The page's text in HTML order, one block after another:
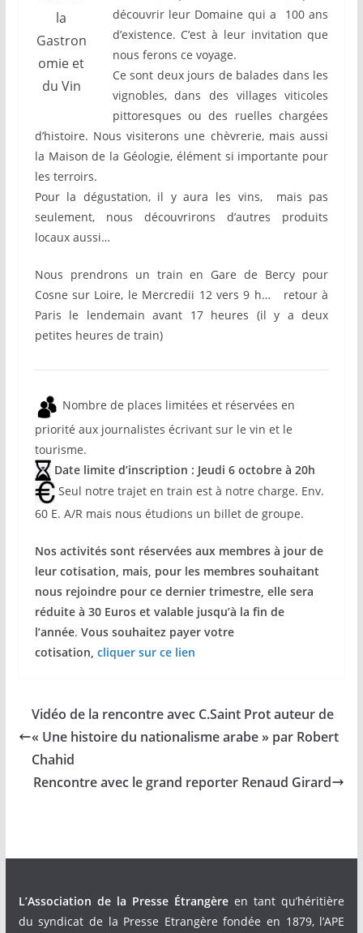
la
Gastron
omie et
du Vin
découvrir leur Domaine qui a 100 ans
d’existence. C’est à leur invitation que
nous ferons ce voyage.
Ce sont deux jours de balades dans les
vignobles, dans des villages viticoles
pittoresques ou des ruelles chargées
d’histoire. Nous visiterons une chèvrerie, mais aussi
la Maison de la Géologie, élément si importante pour
les terroirs.
Pour la dégustation, il y aura les vins, mais pas
seulement, nous découvrirons d’autres produits
locaux aussi…
Nous prendrons un train en Gare de Bercy pour
Cosne sur Loire, le Mercredii 12 vers 9 h… retour à
Paris le lendemain avant 17 heures (il y a deux
petites heures de train)
Nombre de places limitées et réservées en
priorité aux journalistes écrivant sur le vin et le
tourisme.
Date limite d’inscription : Jeudi 6 octobre à 20h
Seul notre trajet en train est à notre charge. Env.
60 E. A/R mais nous étudions un billet de groupe.
Nos activités sont réservées aux membres à jour de
leur cotisation, mais, pour les membres souhaitant
nous rejoindre pour ce dernier trimestre, elle sera
réduite à 30 Euros et valable jusqu’à la fin de
l’année. Vous souhaitez payer votre
cotisation, cliquer sur ce lien
Vidéo de la rencontre avec C.Saint Prot auteur de
« Une histoire du nationalisme arabe » par Robert
Chahid
Rencontre avec le grand reporter Renaud Girard
L’Association de la Presse Étrangèreen tant qu’héritière
du syndicat de la Presse Etrangère fondée en 1879, l’APE